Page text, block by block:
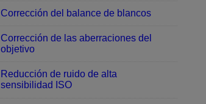
Corrección del balance de blancos
Corrección de las aberraciones del
objetivo
Reducción de ruido de alta
sensibilidad ISO